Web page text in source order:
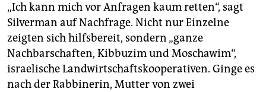
„Ich kann mich vor Anfragen kaum retten“, sagt
Silverman auf Nachfrage. Nicht nur Einzelne
zeigten sich hilfsbereit, sondern „ganze
Nachbarschaften, Kibbuzim und Moschawim“,
israelische Landwirtschaftskooperativen. Ginge es
nach der Rabbinerin, Mutter von zwei